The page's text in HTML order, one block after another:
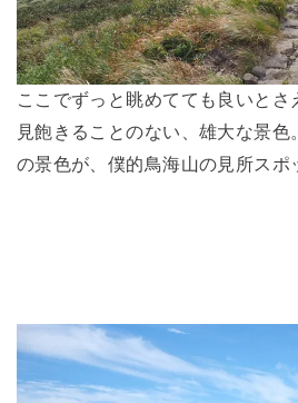
ここでずっと眺めてても良いとさ
見飽きることのない、雄大な景色
の景色が、僕的鳥海山の見所スポ